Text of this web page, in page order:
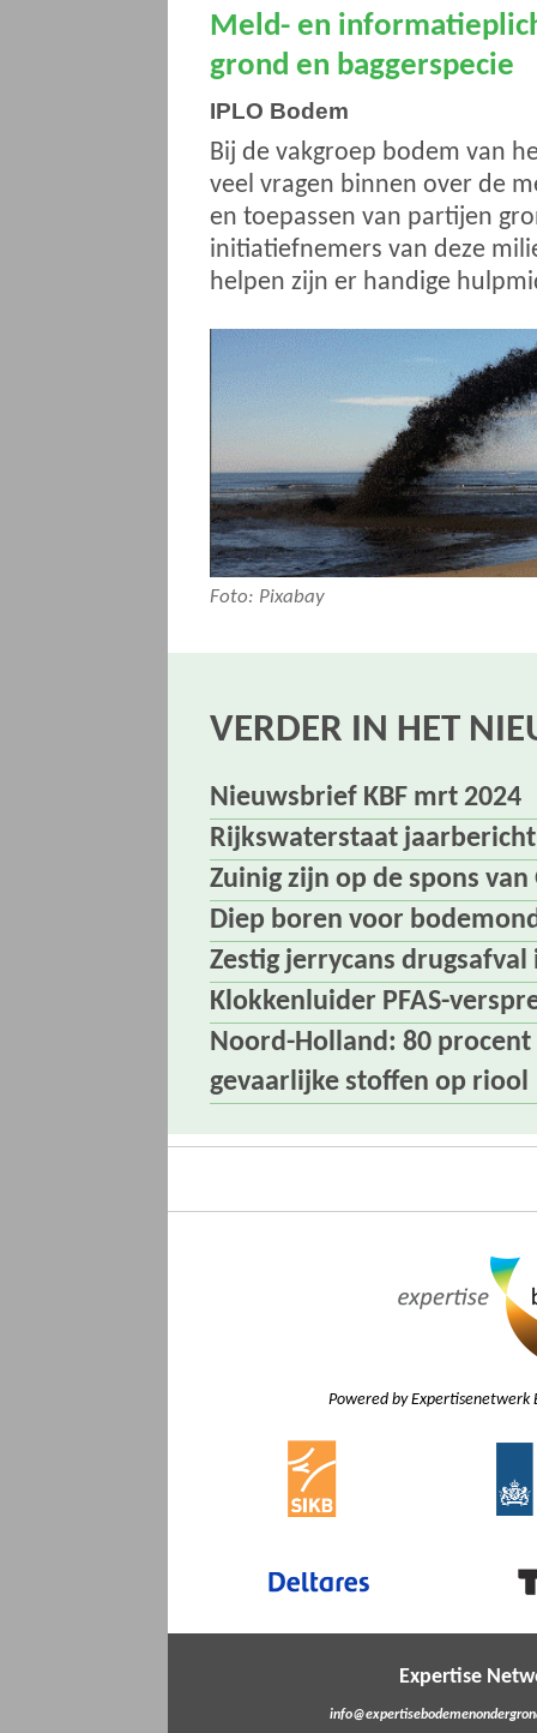
Meld- en
grond en baggerspecie
IPLO Bodem
Bij de vakgroep bodem van
veel vragen binnen over de
en toepassen van partijen
initiatiefnemers van deze
helpen zijn er handige
Foto: Pixabay
VERDER IN HET
Nieuwsbrief KBF mrt 2024
Rijkswaterstaat
Zuinig zijn op de spons
Diep boren voor
Zestig jerrycans
Klokkenluider PFAS-
Noord-Holland: 80
gevaarlijke stoffen op riool
Powered by Expertisenetwerk
Expertise